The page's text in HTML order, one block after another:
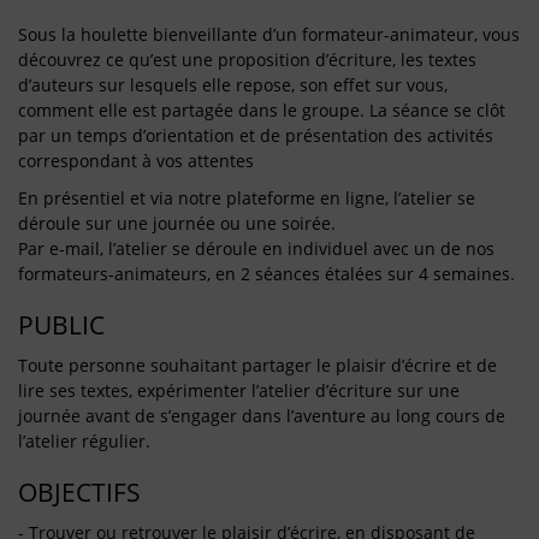
Sous la houlette bienveillante d’un formateur-animateur, vous
découvrez ce qu’est une proposition d’écriture, les textes
d’auteurs sur lesquels elle repose, son effet sur vous,
comment elle est partagée dans le groupe. La séance se clôt
par un temps d’orientation et de présentation des activités
correspondant à vos attentes
En présentiel et via notre plateforme en ligne, l’atelier se
déroule sur une journée ou une soirée.
Par e-mail, l’atelier se déroule en individuel avec un de nos
formateurs-animateurs, en 2 séances étalées sur 4 semaines.
PUBLIC
Toute personne souhaitant partager le plaisir d’écrire et de
lire ses textes, expérimenter l’atelier d’écriture sur une
journée avant de s’engager dans l’aventure au long cours de
l’atelier régulier.
OBJECTIFS
- Trouver ou retrouver le plaisir d’écrire, en disposant de